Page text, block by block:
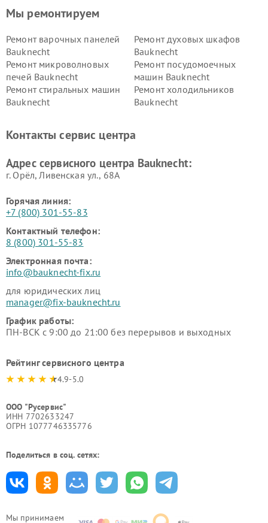
Мы принимаем
Мы ремонтируем
Ремонт варочных панелей
Bauknecht
Ремонт духовых шкафов
Bauknecht
Ремонт микроволновых
печей Bauknecht
Ремонт посудомоечных
машин Bauknecht
Ремонт стиральных машин
Bauknecht
Ремонт холодильников
Bauknecht
Контакты сервис центра
Адрес сервисного центра Bauknecht:
г. Орёл, Ливенская ул., 68А
Горячая линия:
+7 (800) 301-55-83
Контактный телефон:
8 (800) 301-55-83
Электронная почта:
info@bauknecht-fix.ru
для юридических лиц
manager@fix-bauknecht.ru
График работы:
ПН-ВСК с 9:00 до 21:00 без перерывов и выходных
Рейтинг сервисного центра
4.9-5.0
ООО "Русервис"
ИНН 7702633247
ОГРН 1077746335776
Поделиться в соц. сетях: